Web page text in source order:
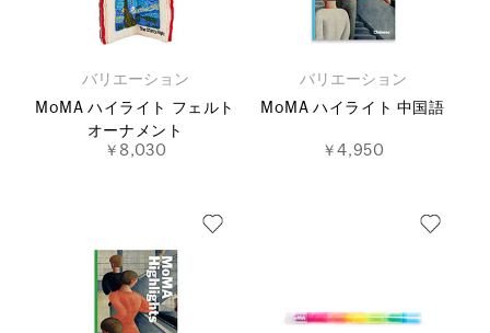
バリエーション
MoMA ハイライト フェルト
オーナメント
￥8,030
バリエーション
MoMA ハイライト 中国語
￥4,950